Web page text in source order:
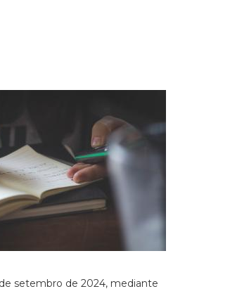
setembro de 2024, mediante